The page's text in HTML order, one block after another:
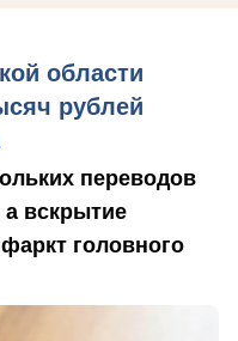
области
рублей
переводов
вскрытие
головного